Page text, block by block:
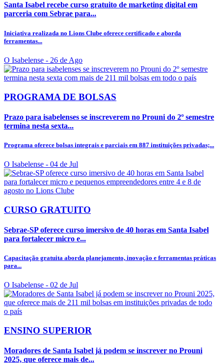
Santa Isabel recebe curso gratuito de marketing digital em
parceria com Sebrae para...
Iniciativa realizada no Lions Clube oferece certificado e aborda
ferramentas...
O Isabelense - 26 de Ago
PROGRAMA DE BOLSAS
Prazo para isabelenses se inscreverem no Prouni do 2º semestre
termina nesta sexta...
Programa oferece bolsas integrais e parciais em 887 instituições privadas;...
O Isabelense - 04 de Jul
CURSO GRATUITO
Sebrae-SP oferece curso imersivo de 40 horas em Santa Isabel
para fortalecer micro e...
Capacitação gratuita aborda planejamento, inovação e ferramentas práticas
para...
O Isabelense - 02 de Jul
ENSINO SUPERIOR
Moradores de Santa Isabel já podem se inscrever no Prouni
2025, que oferece mais de...